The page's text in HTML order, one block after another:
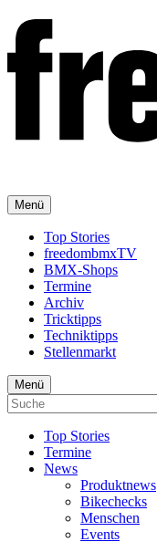
Menü
Top Stories
freedombmxTV
BMX-Shops
Termine
Archiv
Tricktipps
Techniktipps
Stellenmarkt
Menü
Top Stories
Termine
News
Produktnews
Bikechecks
Menschen
Events